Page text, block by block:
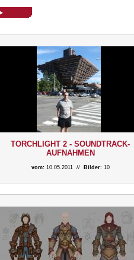
TORCHLIGHT 2 - SOUNDTRACK-
AUFNAHMEN
vom:10.05.2011 // Bilder: 10